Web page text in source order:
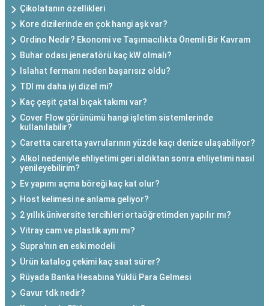
Çikolatanın özellikleri
Kore dizilerinde en çok hangi aşk var?
Ordino Nedir? Ekonomi ve Taşımacılıkta Önemli Bir Kavram
Buhar odası jeneratörü kaç kW olmalı?
Islahat fermanı neden başarısız oldu?
TDI mı daha iyi dizel mi?
Kaç çeşit çatal bıçak takımı var?
Cover Flow görünümü hangi işletim sistemlerinde
kullanılabilir?
Caretta caretta yavrularının yüzde kaçı denize ulaşabiliyor?
Alkol nedeniyle ehliyetimi geri aldıktan sonra ehliyetimi nasıl
yenileyebilirim?
Ev yapımı açma böreği kaç kat olur?
Host kelimesi ne anlama geliyor?
2 yıllık üniversite tercihleri ortaöğretimden yapılır mı?
Vitray cam ve plastik aynı mı?
Supra'nın en eski modeli
Ürün katalog çekimi kaç saat sürer?
Rüyada Banka Hesabına Yüklü Para Gelmesi
Gavur tdk nedir?